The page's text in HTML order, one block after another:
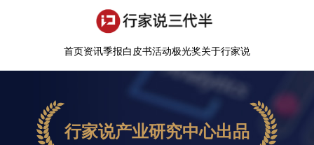
首页资讯季报白皮书活动极光奖关于行家说
行家说产业研究中心出品